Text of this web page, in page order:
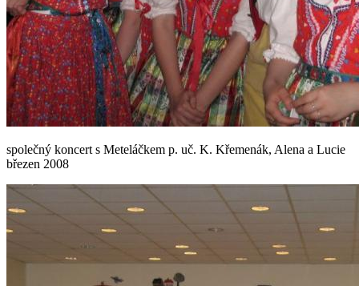
společný koncert s Meteláčkem p. uč. K. Křemenák, Alena a Lucie
březen 2008